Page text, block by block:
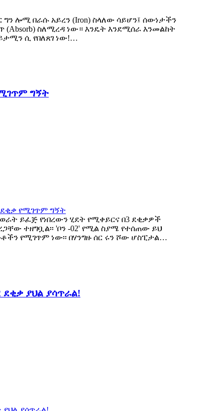
ሎሚ በራሱ አይረን (Iron) ስላለው ሳይሆን፤ ሰውነታችን
ስለሚረዳ ነው። እንዴት እንደሚሰራ እንመልከት
ሲ የበለጸገ ነው!…
ግኝት
ይፈጅ የነበረውን ሂደት የሚቀይርና በ3 ደቂቃዎች
ተዘግቧል፡፡ 'ቦን -02' የሚል ስያሜ የተሰጠው ይህ
የሚገጥም ነው፡፡ በሃንግዙ ሰር ሩን ሾው ሆስፒታል…
ያህል ያሳጥራል!